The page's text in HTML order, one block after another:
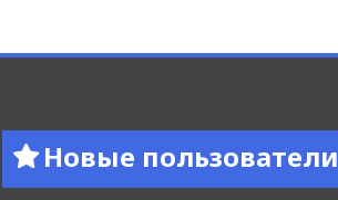
Новые пользователи